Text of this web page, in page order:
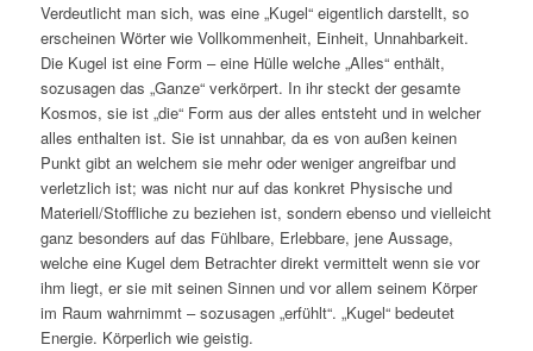
Verdeutlicht man sich, was eine „Kugel“ eigentlich darstellt, so
erscheinen Wörter wie Vollkommenheit, Einheit, Unnahbarkeit.
Die Kugel ist eine Form – eine Hülle welche „Alles“ enthält,
sozusagen das „Ganze“ verkörpert. In ihr steckt der gesamte
Kosmos, sie ist „die“ Form aus der alles entsteht und in welcher
alles enthalten ist. Sie ist unnahbar, da es von außen keinen
Punkt gibt an welchem sie mehr oder weniger angreifbar und
verletzlich ist; was nicht nur auf das konkret Physische und
Materiell/Stoffliche zu beziehen ist, sondern ebenso und vielleicht
ganz besonders auf das Fühlbare, Erlebbare, jene Aussage,
welche eine Kugel dem Betrachter direkt vermittelt wenn sie vor
ihm liegt, er sie mit seinen Sinnen und vor allem seinem Körper
im Raum wahrnimmt – sozusagen „erfühlt“. „Kugel“ bedeutet
Energie. Körperlich wie geistig.